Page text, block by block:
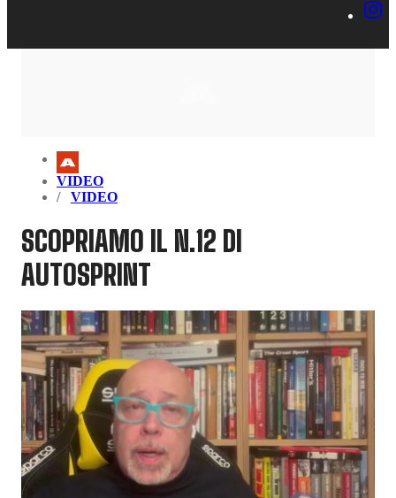
VIDEO
VIDEO
SCOPRIAMO IL N.12 DI
AUTOSPRINT